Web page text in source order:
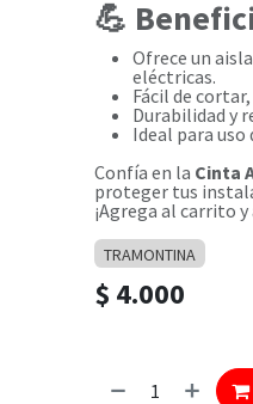
💪
Ofrece un
eléctricas.
Fácil de
Durabilidad y
Ideal para
Confía en la Cinta
proteger tus
¡Agrega al carrito
TRAMONTINA
$ 4.000